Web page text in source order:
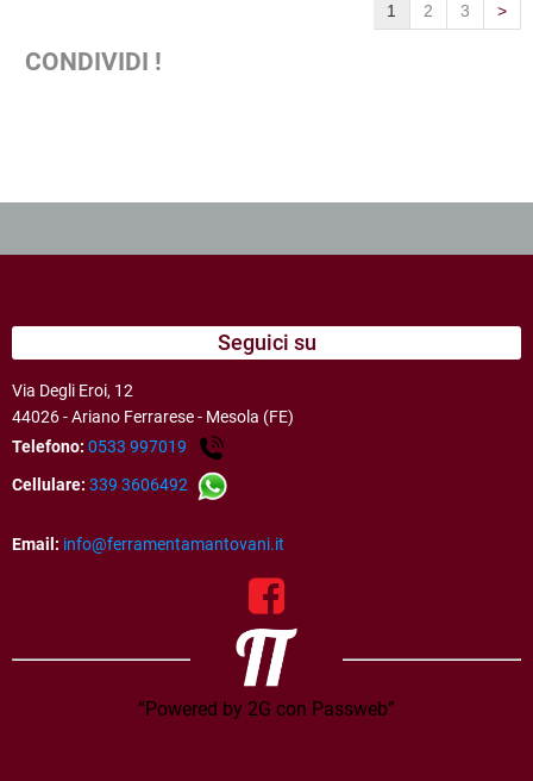
1 2 3 >
CONDIVIDI !
Seguici su
Via Degli Eroi, 12
44026 - Ariano Ferrarese - Mesola (FE)
Telefono: 0533 997019
Cellulare: 339 3606492
Email: info@ferramentamantovani.it
“Powered by 2G con Passweb”